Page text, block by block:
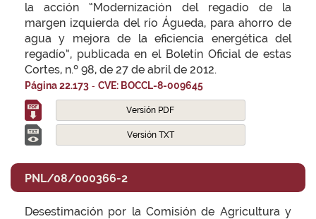
la acción “Modernización del regadío de la
margen izquierda del río Águeda, para ahorro de
agua y mejora de la eficiencia energética del
regadío”, publicada en el Boletín Oficial de estas
Cortes, n.º 98, de 27 de abril de 2012.
Página 22.173 - CVE: BOCCL-8-009645
Versión PDF
Versión TXT
PNL/08/000366-2
Desestimación por la Comisión de Agricultura y